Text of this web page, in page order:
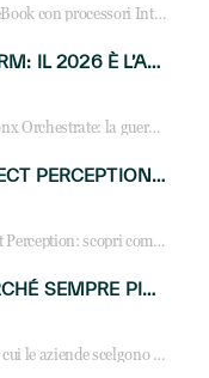
Scopri la gamma HP EliteBook con processori Intel® Core™ Ultra e AMD Ryzen™ AI. Notebook business progettati per aumentare la produttività, migliorare la collaborazione e garantire sicurezza avanzata in ufficio e in mobilità.
AI AGENT PLATFORM: IL 2026 È L’ANNO DEL «SISTEMA OPERATIVO» PER GLI AGENTI AZIENDALI
Frontier, Foundry e watsonx Orchestrate: la guerra delle piattaforme AI agent ridisegna il mercato IT. Cosa cambia per reseller, MSP e system integrator.
MICROSOFT PROJECT PERCEPTION: COME GLI AGENTI AI CAMBIERANNO SOC, CYBERSECURITY E SERVIZI MSP
Microsoft presenta Project Perception: scopri come gli agenti AI possono trasformare cybersecurity, SOC e servizi gestiti degli MSP.
HP PROBOOK: PERCHÉ SEMPRE PIÙ AZIENDE SCELGONO NOTEBOOK PROGETTATI PER IL LAVORO MODERNO
HP ProBook: 5 motivi per cui le aziende scelgono i notebook business HP per migliorare produttività, sicurezza e gestione dell’AI.